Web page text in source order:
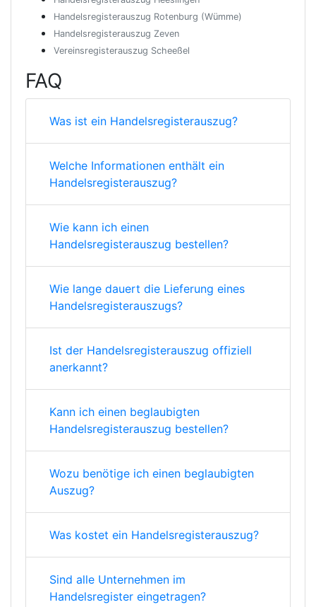
Handelsregisterauszug Rotenburg (Wümme)
Handelsregisterauszug Zeven
Vereinsregisterauszug Scheeßel
FAQ
Was ist ein Handelsregisterauszug?
Welche Informationen enthält ein
Handelsregisterauszug?
Wie kann ich einen
Handelsregisterauszug bestellen?
Wie lange dauert die Lieferung eines
Handelsregisterauszugs?
Ist der Handelsregisterauszug offiziell
anerkannt?
Kann ich einen beglaubigten
Handelsregisterauszug bestellen?
Wozu benötige ich einen beglaubigten
Auszug?
Was kostet ein Handelsregisterauszug?
Sind alle Unternehmen im
Handelsregister eingetragen?